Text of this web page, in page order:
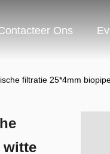
Ons
filtratie 25*4mm
witte